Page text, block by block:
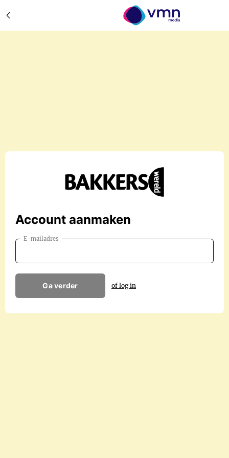
Account aanmaken
E-mailadres
Ga verder of log in